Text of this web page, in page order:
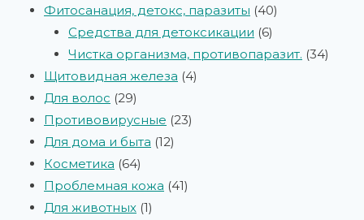
Фитосанация, детокс, паразиты 40
Средства для детоксикации 6
Чистка организма, противопаразит. 34
Щитовидная железа 4
Для волос 29
Противовирусные 23
Для дома и быта 12
Косметика 64
Проблемная кожа 41
Для животных 1